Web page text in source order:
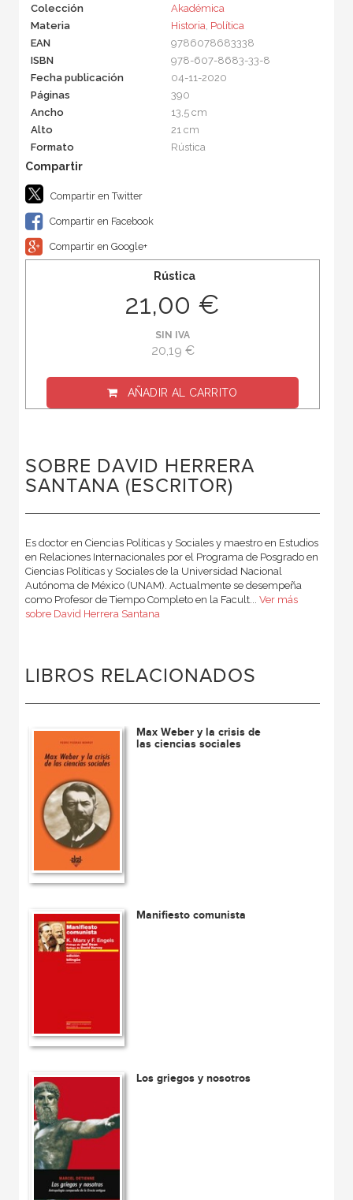
Colección
Akadémica
Materia
Historia Política
EAN
9786078683338
ISBN
978-607-8683-33-8
Fecha publicación
04-11-2020
Páginas
390
Ancho
13,5 cm
Alto
21 cm
Formato
Rústica
Compartir en Twitter
Compartir en Facebook
Compartir en Google+
Rústica
21,00 €
SIN IVA
20,19 €
AÑADIR AL CARRITO
SOBRE DAVID HERRERA
SANTANA (ESCRITOR)
Es doctor en Ciencias Políticas y Sociales y maestro en Estudios
en Relaciones Internacionales por el Programa de Posgrado en
Ciencias Políticas y Sociales de la Universidad Nacional
Autónoma de México (UNAM). Actualmente se desempeña
como Profesor de Tiempo Completo en la Facult... Ver más
sobre David Herrera Santana
LIBROS RELACIONADOS
Max Weber y la crisis de
las ciencias sociales
Manifiesto comunista
Los griegos y nosotros